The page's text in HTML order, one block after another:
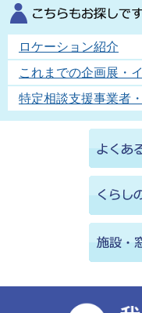
ロケーション紹介
これまでの企画展・
特定相談支援事業者